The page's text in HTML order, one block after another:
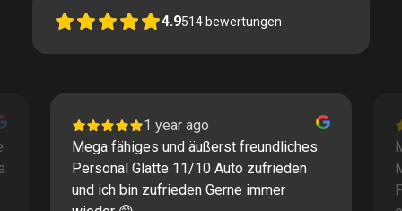
4.9514 bewertungen
1 year ago
Mega fähiges und äußerst freundliches
Personal Glatte 11/10 Auto zufrieden
und ich bin zufrieden Gerne immer